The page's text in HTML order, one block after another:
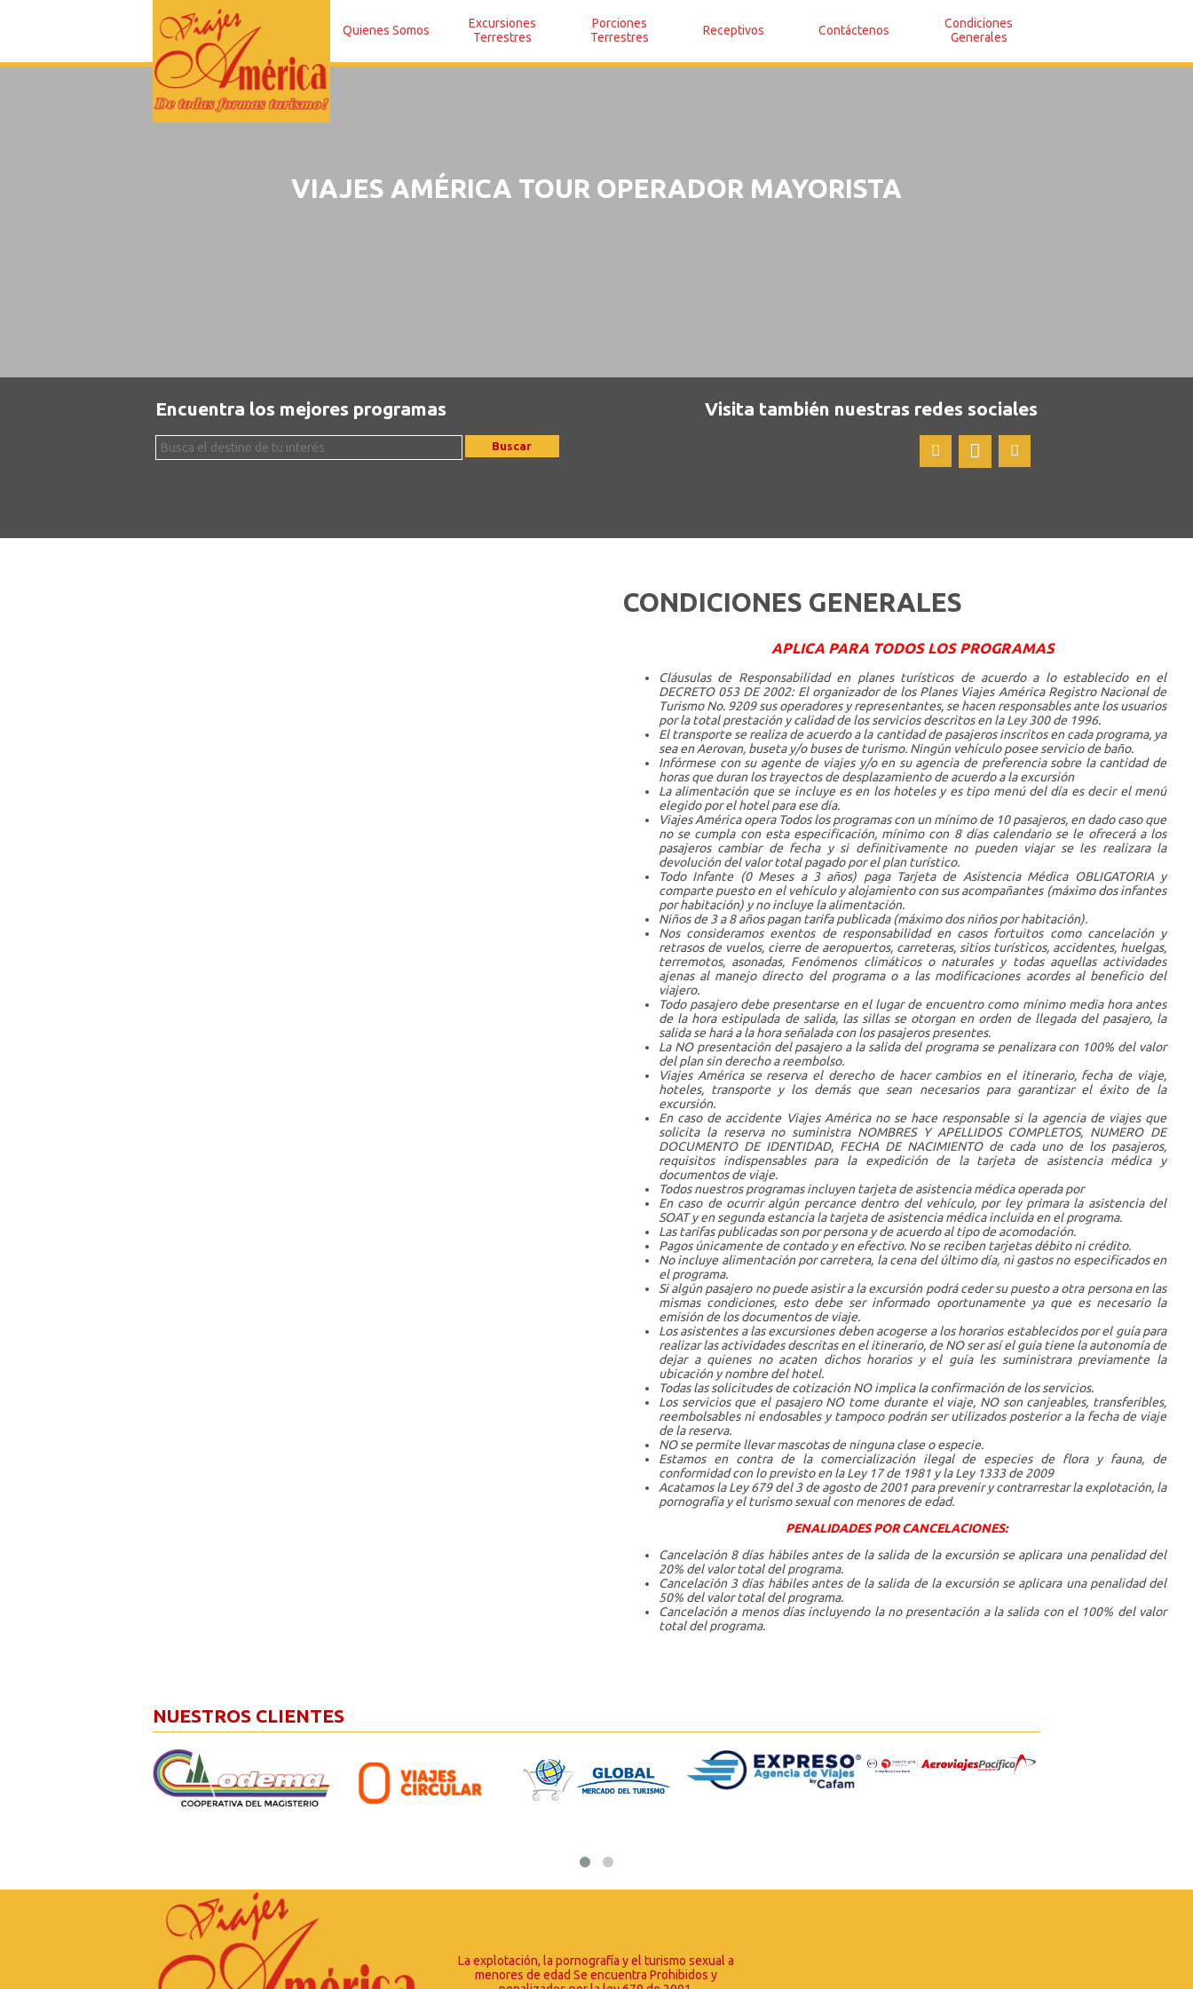
Quienes Somos
Excursiones
Terrestres
Porciones
Terrestres
Receptivos Contáctenos
Condiciones
Generales
VIAJES AMÉRICA TOUR OPERADOR MAYORISTA
Encuentra los mejores programas
Buscar
Visita también nuestras redes sociales
CONDICIONES GENERALES
APLICA PARA TODOS LOS PROGRAMAS
Cláusulas de Responsabilidad en planes turísticos de acuerdo a lo establecido en el
DECRETO 053 DE 2002: El organizador de los Planes Viajes América Registro Nacional de
Turismo No. 9209 sus operadores y representantes, se hacen responsables ante los usuarios
por la total prestación y calidad de los servicios descritos en la Ley 300 de 1996.
El transporte se realiza de acuerdo a la cantidad de pasajeros inscritos en cada programa, ya
sea en Aerovan, buseta y/o buses de turismo. Ningún vehículo posee servicio de baño.
Infórmese con su agente de viajes y/o en su agencia de preferencia sobre la cantidad de
horas que duran los trayectos de desplazamiento de acuerdo a la excursión
La alimentación que se incluye es en los hoteles y es tipo menú del día es decir el menú
elegido por el hotel para ese día.
Viajes América opera Todos los programas con un mínimo de 10 pasajeros, en dado caso que
no se cumpla con esta especificación, mínimo con 8 días calendario se le ofrecerá a los
pasajeros cambiar de fecha y si definitivamente no pueden viajar se les realizara la
devolución del valor total pagado por el plan turístico.
Todo Infante (0 Meses a 3 años) paga Tarjeta de Asistencia Médica OBLIGATORIA y
comparte puesto en el vehículo y alojamiento con sus acompañantes (máximo dos infantes
por habitación) y no incluye la alimentación.
Niños de 3 a 8 años pagan tarifa publicada (máximo dos niños por habitación).
Nos consideramos exentos de responsabilidad en casos fortuitos como cancelación y
retrasos de vuelos, cierre de aeropuertos, carreteras, sitios turísticos, accidentes, huelgas,
terremotos, asonadas, Fenómenos climáticos o naturales y todas aquellas actividades
ajenas al manejo directo del programa o a las modificaciones acordes al beneficio del
viajero.
Todo pasajero debe presentarse en el lugar de encuentro como mínimo media hora antes
de la hora estipulada de salida, las sillas se otorgan en orden de llegada del pasajero, la
salida se hará a la hora señalada con los pasajeros presentes.
La NO presentación del pasajero a la salida del programa se penalizara con 100% del valor
del plan sin derecho a reembolso.
Viajes América se reserva el derecho de hacer cambios en el itinerario, fecha de viaje,
hoteles, transporte y los demás que sean necesarios para garantizar el éxito de la
excursión.
En caso de accidente Viajes América no se hace responsable si la agencia de viajes que
solicita la reserva no suministra NOMBRES Y APELLIDOS COMPLETOS, NUMERO DE
DOCUMENTO DE IDENTIDAD, FECHA DE NACIMIENTO de cada uno de los pasajeros,
requisitos indispensables para la expedición de la tarjeta de asistencia médica y
documentos de viaje.
Todos nuestros programas incluyen tarjeta de asistencia médica operada por
En caso de ocurrir algún percance dentro del vehículo, por ley primara la asistencia del
SOAT y en segunda estancia la tarjeta de asistencia médica incluida en el programa.
Las tarifas publicadas son por persona y de acuerdo al tipo de acomodación.
Pagos únicamente de contado y en efectivo. No se reciben tarjetas débito ni crédito.
No incluye alimentación por carretera, la cena del último día, ni gastos no especificados en
el programa.
Si algún pasajero no puede asistir a la excursión podrá ceder su puesto a otra persona en las
mismas condiciones, esto debe ser informado oportunamente ya que es necesario la
emisión de los documentos de viaje.
Los asistentes a las excursiones deben acogerse a los horarios establecidos por el guía para
realizar las actividades descritas en el itinerario, de NO ser así el guía tiene la autonomía de
dejar a quienes no acaten dichos horarios y el guía les suministrara previamente la
ubicación y nombre del hotel.
Todas las solicitudes de cotización NO implica la confirmación de los servicios.
Los servicios que el pasajero NO tome durante el viaje, NO son canjeables, transferibles,
reembolsables ni endosables y tampoco podrán ser utilizados posterior a la fecha de viaje
de la reserva.
NO se permite llevar mascotas de ninguna clase o especie.
Estamos en contra de la comercialización ilegal de especies de flora y fauna, de
conformidad con lo previsto en la Ley 17 de 1981 y la Ley 1333 de 2009
Acatamos la Ley 679 del 3 de agosto de 2001 para prevenir y contrarrestar la explotación, la
pornografía y el turismo sexual con menores de edad.
PENALIDADES POR CANCELACIONES:
Cancelación 8 días hábiles antes de la salida de la excursión se aplicara una penalidad del
20% del valor total del programa.
Cancelación 3 días hábiles antes de la salida de la excursión se aplicara una penalidad del
50% del valor total del programa.
Cancelación a menos días incluyendo la no presentación a la salida con el 100% del valor
total del programa.
NUESTROS CLIENTES
La explotación, la pornografía y el turismo sexual a
menores de edad Se encuentra Prohibidos y